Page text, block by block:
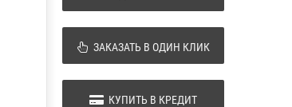
ЗАКАЗАТЬ В ОДИН КЛИК
КУПИТЬ В КРЕДИТ